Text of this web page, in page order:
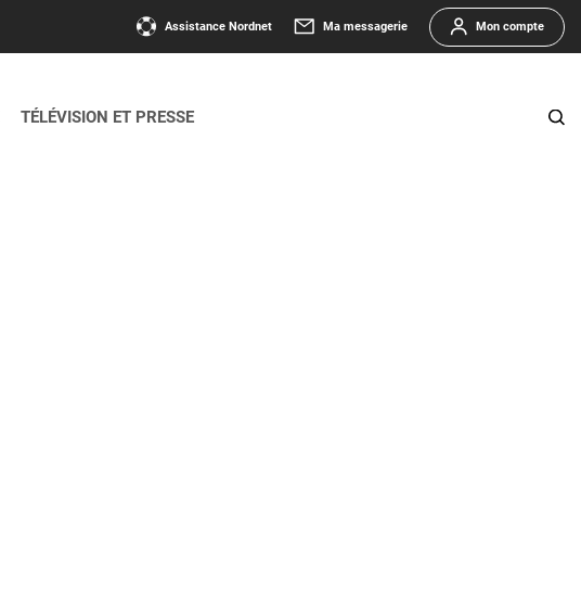
Assistance Nordnet Ma messagerie Mon compte
TÉLÉVISION ET PRESSE